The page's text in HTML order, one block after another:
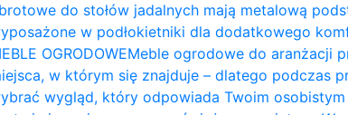
do stołów jadalnych mają metalową
w podłokietniki dla dodatkowego
OGRODOWEMeble ogrodowe do aranżacji
w którym się znajduje – dlatego podczas
wygląd, który odpowiada Twoim osobistym